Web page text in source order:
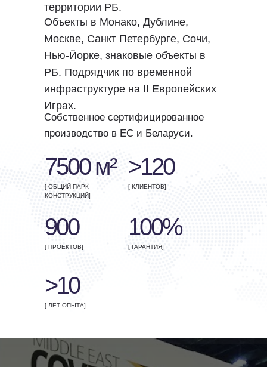
территории РБ.
Объекты в Монако, Дублине,
Москве, Санкт Петербурге, Сочи,
Нью-Йорке, знаковые объекты в
РБ. Подрядчик по временной
инфраструктуре на II Европейских
Играх.
Собственное сертифицированное
производство в ЕС и Беларуси.
7500 м²
[ ОБЩИЙ ПАРК
КОНСТРУКЦИЙ]
900
[ ПРОЕКТОВ]
>120
[ КЛИЕНТОВ]
100%
[ ГАРАНТИЯ]
>10
[ ЛЕТ ОПЫТА]